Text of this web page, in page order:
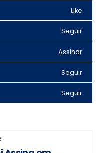
Like
Seguir
Assinar
Seguir
Seguir